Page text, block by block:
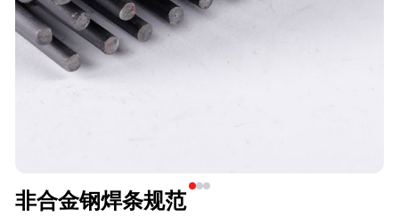
非合金钢焊条规范